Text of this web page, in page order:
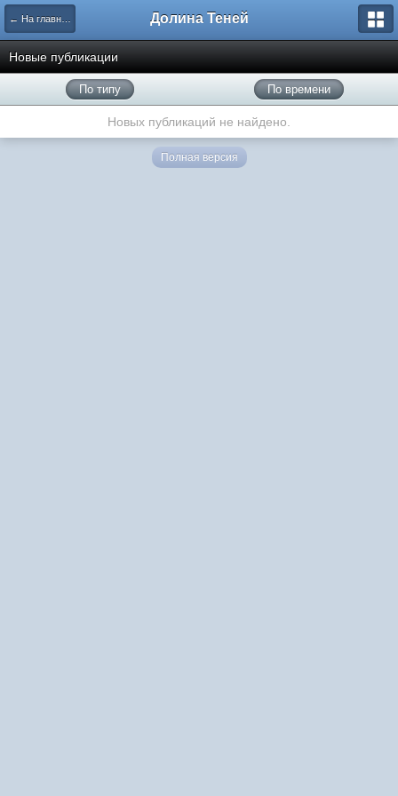
← На главную Долина Теней
Новые публикации
По типу По времени
Новых публикаций не найдено.
Полная версия